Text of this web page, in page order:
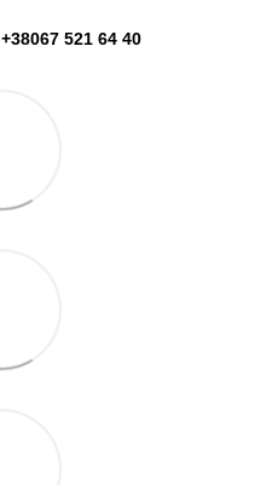
+38067 521 64 40